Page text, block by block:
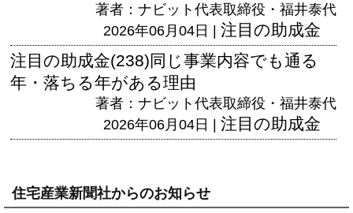
著者：ナビット代表取締役・福井泰代
2026年06月04日 | 注目の助成金
注目の助成金(238)同じ事業内容でも通る
年・落ちる年がある理由
著者：ナビット代表取締役・福井泰代
2026年06月04日 | 注目の助成金
住宅産業新聞社からのお知らせ